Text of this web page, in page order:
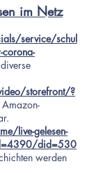
im Netz
service/schul
corona-
storefront/?
live-gelesen-
did=530
werden